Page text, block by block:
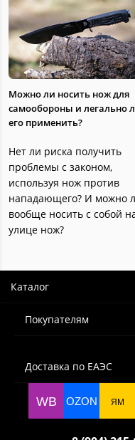
Можно ли носить нож для
самообороны и легально
его применить?
Нет ли риска получить
проблемы с законом,
используя нож против
нападающего? И можно
вообще носить с собой
улице нож?
Каталог
Покупателям
Доставка по ЕАЭС
WB OZON ЯМ